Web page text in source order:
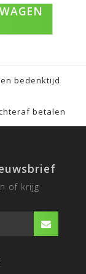
bedenktijd
betalen
of krijg